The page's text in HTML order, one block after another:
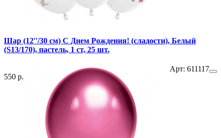
Шар (12''/30 см) С Днем Рождения! (сладости), Белый
(S13/170), пастель, 1 ст, 25 шт.
550 р.
Арт: 611117